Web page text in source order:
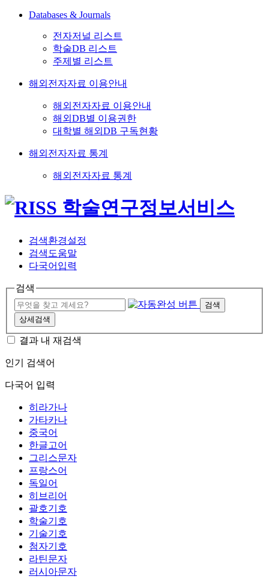
Databases & Journals
전자저널 리스트
학술DB 리스트
주제별 리스트
해외전자자료 이용안내
해외전자자료 이용안내
해외DB별 이용권한
대학별 해외DB 구독현황
해외전자자료 통계
해외전자자료 통계
검색환경설정
검색도움말
다국어입력
검색
검색
상세검색
결과 내 재검색
인기 검색어
다국어 입력
히라가나
가타카나
중국어
한글고어
그리스문자
프랑스어
독일어
히브리어
괄호기호
학술기호
기술기호
첨자기호
라틴문자
러시아문자